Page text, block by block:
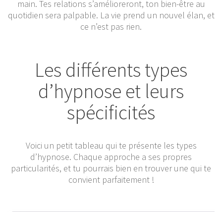
main. Tes relations s’amélioreront, ton bien-être au
quotidien sera palpable. La vie prend un nouvel élan, et
ce n’est pas rien.
Les différents types
d’hypnose et leurs
spécificités
Voici un petit tableau qui te présente les types
d’hypnose. Chaque approche a ses propres
particularités, et tu pourrais bien en trouver une qui te
convient parfaitement !